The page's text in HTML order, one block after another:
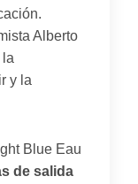
Alberto
la
y la
Blue Eau
de salida